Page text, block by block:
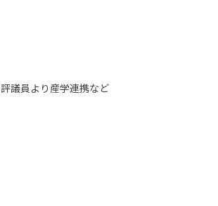
議員より産学連携など